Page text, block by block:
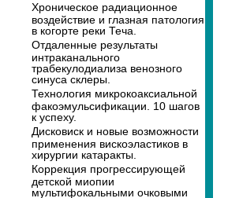
Хроническое радиационное
воздействие и глазная патология
в когорте реки Теча.
Отдаленные результаты
интраканального
трабекулодиализа венозного
синуса склеры.
Технология микрокоаксиальной
факоэмульсификации. 10 шагов
к успеху.
Дисковиск и новые возможности
применения вискоэластиков в
хирургии катаракты.
Коррекция прогрессирующей
детской миопии
мультифокальными очковыми